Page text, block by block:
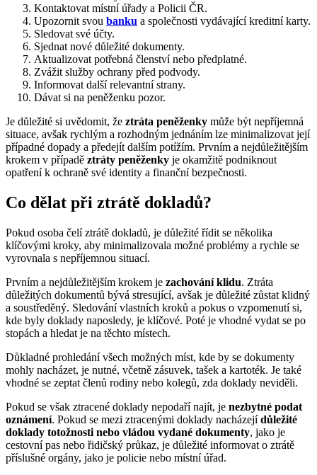
Kontaktovat místní úřady a Policii ČR.
Upozornit svou banku a společnosti vydávající kreditní karty.
Sledovat své účty.
Sjednat nové důležité dokumenty.
Aktualizovat potřebná členství nebo předplatné.
Zvážit služby ochrany před podvody.
Informovat další relevantní strany.
Dávat si na peněženku pozor.
Je důležité si uvědomit, že ztráta peněženky může být nepříjemná
situace, avšak rychlým a rozhodným jednáním lze minimalizovat její
případné dopady a předejít dalším potížím. Prvním a nejdůležitějším
krokem v případě ztráty peněženky je okamžitě podniknout
opatření k ochraně své identity a finanční bezpečnosti.
Co dělat při ztrátě dokladů?
Pokud osoba čelí ztrátě dokladů, je důležité řídit se několika
klíčovými kroky, aby minimalizovala možné problémy a rychle se
vyrovnala s nepříjemnou situací.
Prvním a nejdůležitějším krokem je zachování klidu. Ztráta
důležitých dokumentů bývá stresující, avšak je důležité zůstat klidný
a soustředěný. Sledování vlastních kroků a pokus o vzpomenutí si,
kde byly doklady naposledy, je klíčové. Poté je vhodné vydat se po
stopách a hledat je na těchto místech.
Důkladné prohledání všech možných míst, kde by se dokumenty
mohly nacházet, je nutné, včetně zásuvek, tašek a kartoték. Je také
vhodné se zeptat členů rodiny nebo kolegů, zda doklady neviděli.
Pokud se však ztracené doklady nepodaří najít, je nezbytné podat
oznámení. Pokud se mezi ztracenými doklady nacházejídůležité
doklady totožnosti nebo vládou vydané dokumenty, jako je
cestovní pas nebo řidičský průkaz, je důležité informovat o ztrátě
příslušné orgány, jako je policie nebo místní úřad.